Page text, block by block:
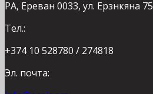
РА, Ереван 0033, ул. Ерзнкяна 75
Тел.:
+374 10 528780 / 274818
Эл. почта: